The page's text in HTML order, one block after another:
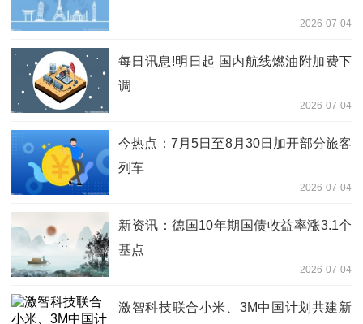
2026-07-04
每日讯息!明日起 国内航线燃油附加费下
调
2026-07-04
今热点：7月5日至8月30日加开部分旅客
列车
2026-07-04
新资讯：德国10年期国债收益率涨3.1个
基点
2026-07-04
激智科技联合小米、3M中国计划共建新